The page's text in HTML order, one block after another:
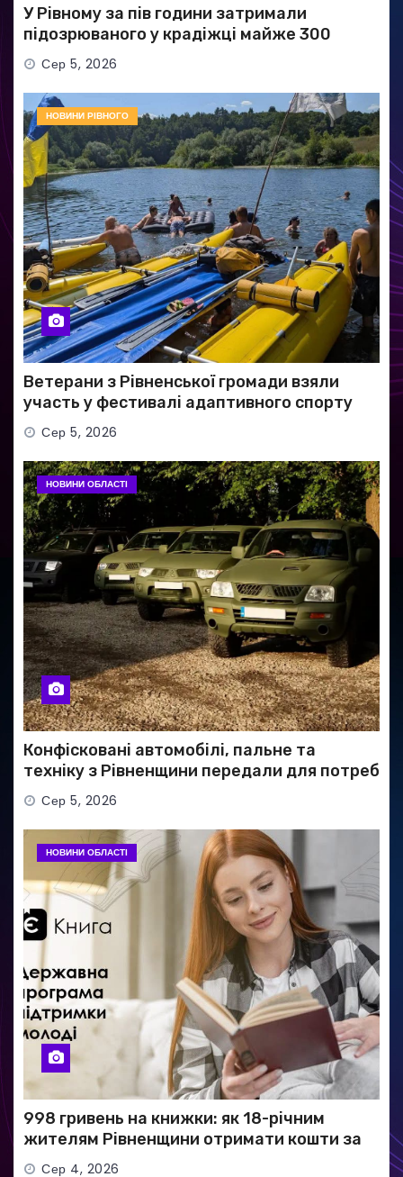
У Рівному за пів години затримали
підозрюваного у крадіжці майже 300
тисяч гривень
Сер 5, 2026
НОВИНИ РІВНОГО
Ветерани з Рівненської громади взяли
участь у фестивалі адаптивного спорту
Сер 5, 2026
НОВИНИ ОБЛАСТІ
Конфісковані автомобілі, пальне та
техніку з Рівненщини передали для потреб
ЗСУСер 5, 2026
НОВИНИ ОБЛАСТІ
998 гривень на книжки: як 18-річним
жителям Рівненщини отримати кошти за
програмою «єКнига»
Сер 4, 2026